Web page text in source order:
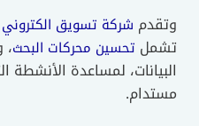
وتقدم شركة تسويق
تشمل تحسين محركات البحث
البيانات، لمساعدة
مستدام.